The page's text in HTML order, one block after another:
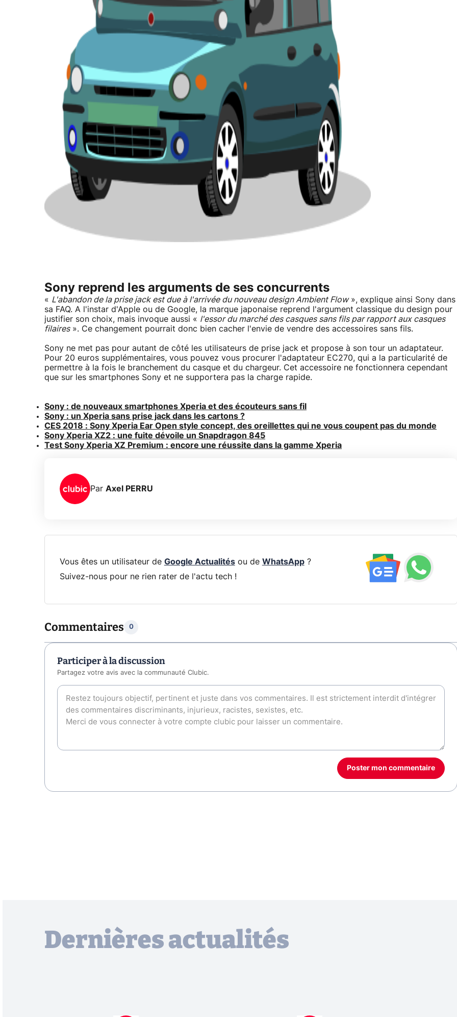
Sony reprend les arguments de ses concurrents
« L'abandon de la prise jack est due à l'arrivée du nouveau design Ambient Flow», explique ainsi Sony dans
sa FAQ. A l'instar d'Apple ou de Google, la marque japonaise reprend l'argument classique du design pour
justifier son choix, mais invoque aussi « l'essor du marché des casques sans fils par rapport aux casques
filaires». Ce changement pourrait donc bien cacher l'envie de vendre des accessoires sans fils.
Sony ne met pas pour autant de côté les utilisateurs de prise jack et propose à son tour un adaptateur.
Pour 20 euros supplémentaires, vous pouvez vous procurer l'adaptateur EC270, qui a la particularité de
permettre à la fois le branchement du casque et du chargeur. Cet accessoire ne fonctionnera cependant
que sur les smartphones Sony et ne supportera pas la charge rapide.
Sony : de nouveaux smartphones Xperia et des écouteurs sans fil
Sony : un Xperia sans prise jack dans les cartons ?
CES 2018 : Sony Xperia Ear Open style concept, des oreillettes qui ne vous coupent pas du monde
Sony Xperia XZ2 : une fuite dévoile un Snapdragon 845
Test Sony Xperia XZ Premium : encore une réussite dans la gamme Xperia
Par Axel PERRU
Vous êtes un utilisateur de Google Actualitésou de WhatsApp?
Suivez-nous pour ne rien rater de l'actu tech !
Commentaires 0
Participer à la discussion
Partagez votre avis avec la communauté Clubic.
Poster mon commentaire
Dernières actualités